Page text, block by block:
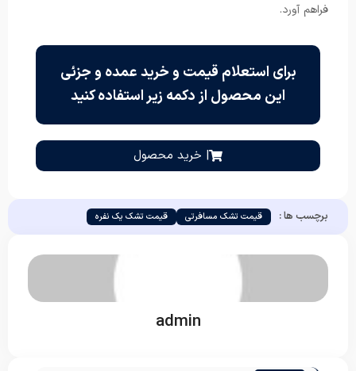
فراهم آورد.
برای استعلام قیمت و خرید عمده و جزئی
این محصول از دکمه زیر استفاده کنید
| خرید محصول
برچسب ها : قیمت تشک مسافرتی قیمت تشک یک نفره
admin